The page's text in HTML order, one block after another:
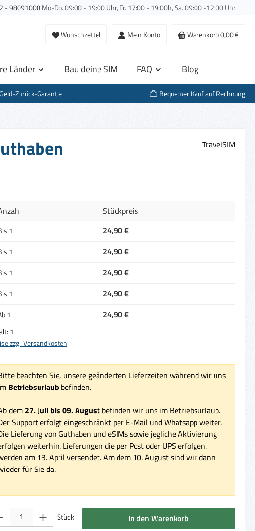
- 98091000Mo-Do. 09:00 - 19:00 Uhr, Fr. 17:00 - 19:00h, Sa. 09:00 -12:00 Uhr
Wunschzettel Mein Konto Warenkorb0,00 €
Länder Bau deine SIM FAQ Blog
Zurück-Garantie
Bequemer Kauf auf Rechnung
TravelSIM
Stückpreis
1 24,90 €
1 24,90 €
1 24,90 €
1 24,90 €
1 24,90 €
1
zzgl. Versandkosten
beachten Sie, unsere geänderten Lieferzeiten während wir uns
Betriebsurlaub befinden.
dem 27. Juli bis 09. Augustbefinden wir uns im Betriebsurlaub.
Support erfolgt eingeschränkt per E-Mail und Whatsapp weiter.
Lieferung von Guthaben und eSIMs sowie jegliche Aktivierung
weiterhin. Lieferungen die per Post oder UPS erfolgen,
am 13. April versendet. Am dem 10. August sind wir dann
für Sie da.
Anzahl: Gib den gewünschten Wert ein oder benutze die Schaltflächen um die
Stück In den Warenkorb